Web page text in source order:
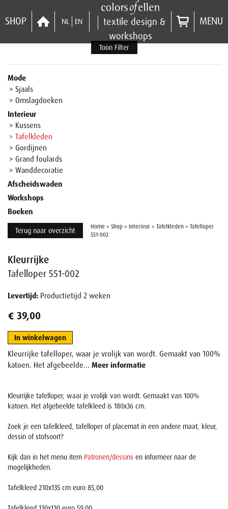
SHOP NL EN
textile design &
workshops
MENU
Toon Filter
Mode
> Sjaals
> Omslagdoeken
Interieur
> Kussens
> Tafelkleden
> Gordijnen
> Grand foulards
> Wanddecoratie
Afscheidswaden
Workshops
Boeken
Terug naar overzicht Home > Shop > Interieur > Tafelkleden > Tafelloper
551-002
Kleurrijke
Tafelloper 551-002
Levertijd: Productietijd 2 weken
€ 39,00
In winkelwagen
Kleurrijke tafelloper, waar je vrolijk van wordt. Gemaakt van 100%
katoen. Het afgebeelde... Meer informatie
Kleurrijke tafelloper, waar je vrolijk van wordt. Gemaakt van 100%
katoen. Het afgebeelde tafelkleed is 180x36 cm.
Zoek je een tafelkleed, tafelloper of placemat in een andere maat, kleur,
dessin of stofsoort?
Kijk dan in het menu item Patronen/dessins en informeer naar de
mogelijkheden.
Tafelkleed 210x135 cm euro 85,00